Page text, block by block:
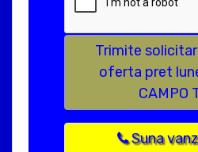
Trimite
oferta pret
CAMPO
Suna